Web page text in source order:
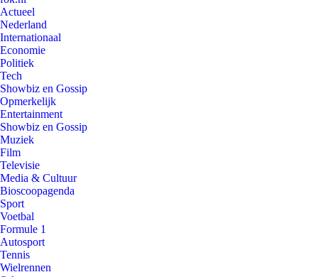
Actueel
Nederland
Internationaal
Economie
Politiek
Tech
Showbiz en Gossip
Opmerkelijk
Entertainment
Showbiz en Gossip
Muziek
Film
Televisie
Media & Cultuur
Bioscoopagenda
Sport
Voetbal
Formule 1
Autosport
Tennis
Wielrennen